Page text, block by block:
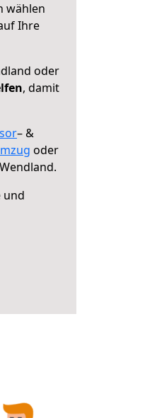
wählen
Ihre
oder
, damit
– &
oder
und